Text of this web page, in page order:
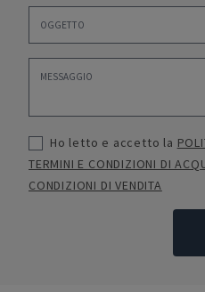
Ho letto e accetto la
TERMINI E CONDIZIONI DI
CONDIZIONI DI VENDITA